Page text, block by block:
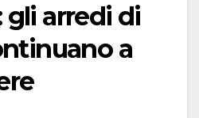
gli arredi di
a